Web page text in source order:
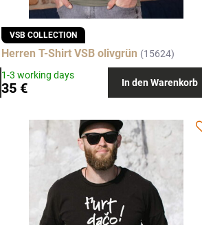
VSB COLLECTION
Herren T-Shirt VSB olivgrün (15624)
1-3 working days
35 € In den Warenkorb